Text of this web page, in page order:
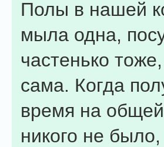
Полы в нашей
мыла одна,
частенько
сама. Когда
время на
никого не